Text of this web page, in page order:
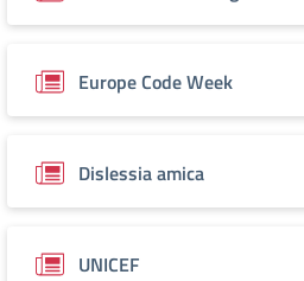
Europe Code Week
Dislessia amica
UNICEF